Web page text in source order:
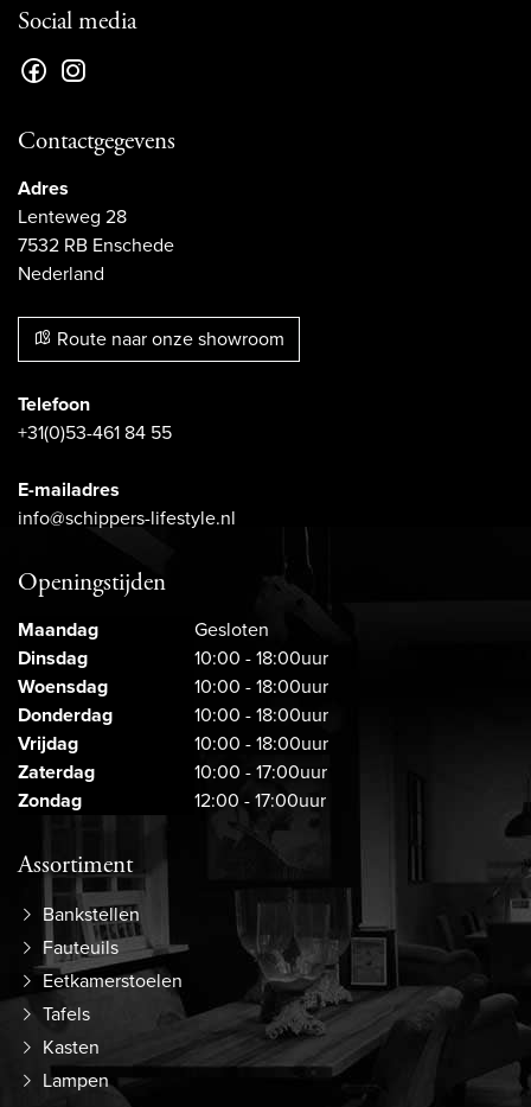
Social media
Contactgegevens
Adres
Lenteweg 28
7532 RB Enschede
Nederland
Route naar onze showroom
Telefoon
+31(0)53-461 84 55
E-mailadres
info@schippers-lifestyle.nl
Openingstijden
Maandag
Gesloten
Dinsdag
10:00 - 18:00uur
Woensdag
10:00 - 18:00uur
Donderdag
10:00 - 18:00uur
Vrijdag
10:00 - 18:00uur
Zaterdag
10:00 - 17:00uur
Zondag
12:00 - 17:00uur
Assortiment
Bankstellen
Fauteuils
Eetkamerstoelen
Tafels
Kasten
Lampen